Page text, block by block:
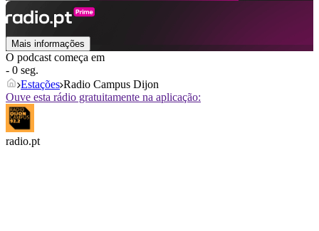
Mais informações
O podcast começa em
- 0 seg.
Estações Radio Campus Dijon
Ouve esta rádio gratuitamente na aplicação:
radio.pt